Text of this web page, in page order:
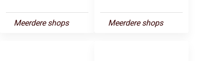
Meerdere shops Meerdere shops